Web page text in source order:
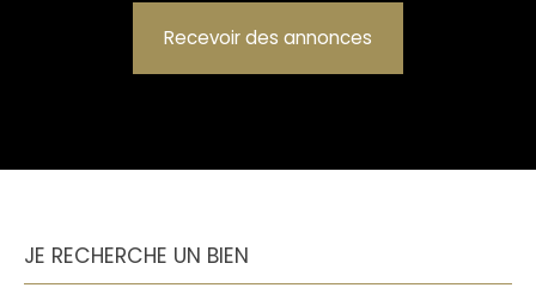
Recevoir des annonces
JE RECHERCHE UN BIEN